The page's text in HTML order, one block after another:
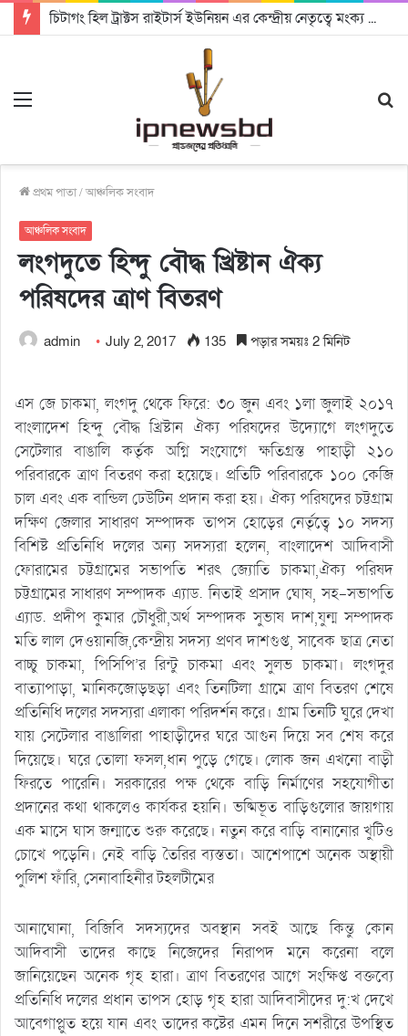
চিটাগং হিল ট্রাক্টস রাইটার্স ইউনিয়ন এর কেন্দ্রীয় নেতৃত্বে মংক্য শোয়ে নু নেভী এবং মুকুল কান্তি ত্রিপুরা
প্রথম পাতা/আঞ্চলিক সংবাদ
আঞ্চলিক সংবাদ
লংগদুতে হিন্দু বৌদ্ধ খ্রিষ্টান ঐক্য
পরিষদের ত্রাণ বিতরণ
admin July 2, 2017 135 পড়ার সময়ঃ 2 মিনিট
এস জে চাকমা, লংগদু থেকে ফিরে: ৩০ জুন এবং ১লা জুলাই ২০১৭
বাংলাদেশ হিন্দু বৌদ্ধ খ্রিষ্টান ঐক্য পরিষদের উদ্যোগে লংগদুতে
সেটেলার বাঙালি কর্তৃক অগ্নি সংযোগে ক্ষতিগ্রস্ত পাহাড়ী ২১০
পরিবারকে ত্রাণ বিতরণ করা হয়েছে। প্রতিটি পরিবারকে ১০০ কেজি
চাল এবং এক বান্ডিল ঢেউটিন প্রদান করা হয়। ঐক্য পরিষদের চট্টগ্রাম
দক্ষিণ জেলার সাধারণ সম্পাদক তাপস হোড়ের নের্তৃত্বে ১০ সদস্য
বিশিষ্ট প্রতিনিধি দলের অন্য সদস্যরা হলেন, বাংলাদেশ আদিবাসী
ফোরামের চট্টগ্রামের সভাপতি শরৎ জ্যোতি চাকমা,ঐক্য পরিষদ
চট্টগ্রামের সাধারণ সম্পাদক এ্যাড. নিতাই প্রসাদ ঘোষ, সহ-সভাপতি
এ্যাড. প্রদীপ কুমার চৌধুরী,অর্থ সম্পাদক সুভাষ দাশ,যুন্ম সম্পাদক
মতি লাল দেওয়ানজি,কেন্দ্রীয় সদস্য প্রণব দাশগুপ্ত, সাবেক ছাত্র নেতা
বাচ্চু চাকমা, পিসিপি’র রিন্টু চাকমা এবং সুলভ চাকমা। লংগদুর
বাত্যাপাড়া, মানিকজোড়ছড়া এবং তিনটিলা গ্রামে ত্রাণ বিতরণ শেষে
প্রতিনিধি দলের সদস্যরা এলাকা পরিদর্শন করে। গ্রাম তিনটি ঘুরে দেখা
যায় সেটেলার বাঙালিরা পাহাড়ীদের ঘরে আগুন দিয়ে সব শেষ করে
দিয়েছে। ঘরে তোলা ফসল,ধান পুড়ে গেছে। লোক জন এখনো বাড়ী
ফিরতে পারেনি। সরকারের পক্ষ থেকে বাড়ি নির্মাণের সহযোগীতা
প্রদানের কথা থাকলেও কার্যকর হয়নি। ভষ্মিভূত বাড়িগুলোর জায়গায়
এক মাসে ঘাস জন্মাতে শুরু করেছে। নতুন করে বাড়ি বানানোর খুটিও
চোখে পড়েনি। নেই বাড়ি তৈরির ব্যস্ততা। আশেপাশে অনেক অস্থায়ী
পুলিশ ফাঁরি, সেনাবাহিনীর টহলটীমের
আনাঘোনা, বিজিবি সদস্যদের অবস্থান সবই আছে কিন্তু কোন
আদিবাসী তাদের কাছে নিজেদের নিরাপদ মনে করেনা বলে
জানিয়েছেন অনেক গৃহ হারা। ত্রাণ বিতরণের আগে সংক্ষিপ্ত বক্তব্যে
প্রতিনিধি দলের প্রধান তাপস হোড় গৃহ হারা আদিবাসীদের দু:খ দেখে
আবেগাপ্লুত হয়ে যান এবং তাদের কষ্টের এমন দিনে সশরীরে উপস্থিত